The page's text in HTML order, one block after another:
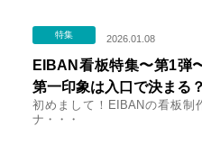
特集 2026.01.08
EIBAN看板特集〜第1弾
第一印象は入口で決まる？
初めまして！EIBANの看板制
ナ・・・